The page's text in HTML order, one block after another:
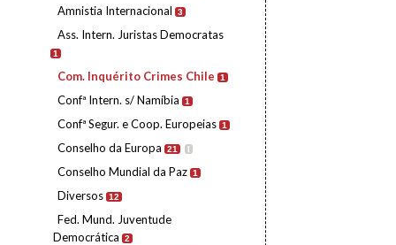
Amnistia Internacional 3
Ass. Intern. Juristas Democratas
1
Com. Inquérito Crimes Chile 1
Confª Intern. s/ Namíbia 1
Confª Segur. e Coop. Europeias 1
Conselho da Europa 21 I
Conselho Mundial da Paz 1
Diversos 12
Fed. Mund. Juventude
Democrática
2